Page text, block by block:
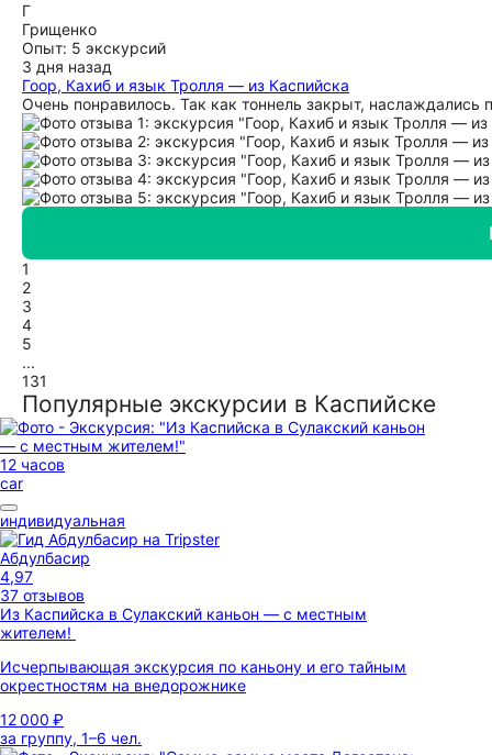
Г
Грищенко
Опыт: 5 экскурсий
3 дня назад
Гоор, Кахиб и язык Тролля — из Каспийска
Очень понравилось. Так как тоннель закрыт,
1
2
3
4
5
...
131
Популярные экскурсии в Каспийске
12 часов
car
индивидуальная
Абдулбасир
4,97
37 отзывов
Из Каспийска в Сулакский каньон — с местным
жителем!
Исчерпывающая экскурсия по каньону и его тайным
окрестностям на внедорожнике
12 000 ₽
за группу, 1–6 чел.